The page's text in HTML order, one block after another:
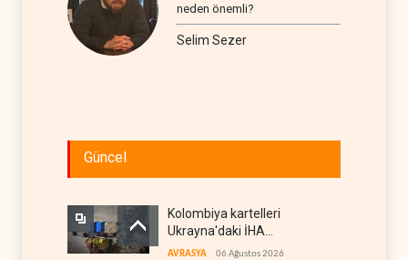
neden önemli?
Selim Sezer
Güncel
Kolombiya kartelleri
Ukrayna'daki İHA
teknolojisinin peşine düştü
AVRASYA 06 Ağustos 2026